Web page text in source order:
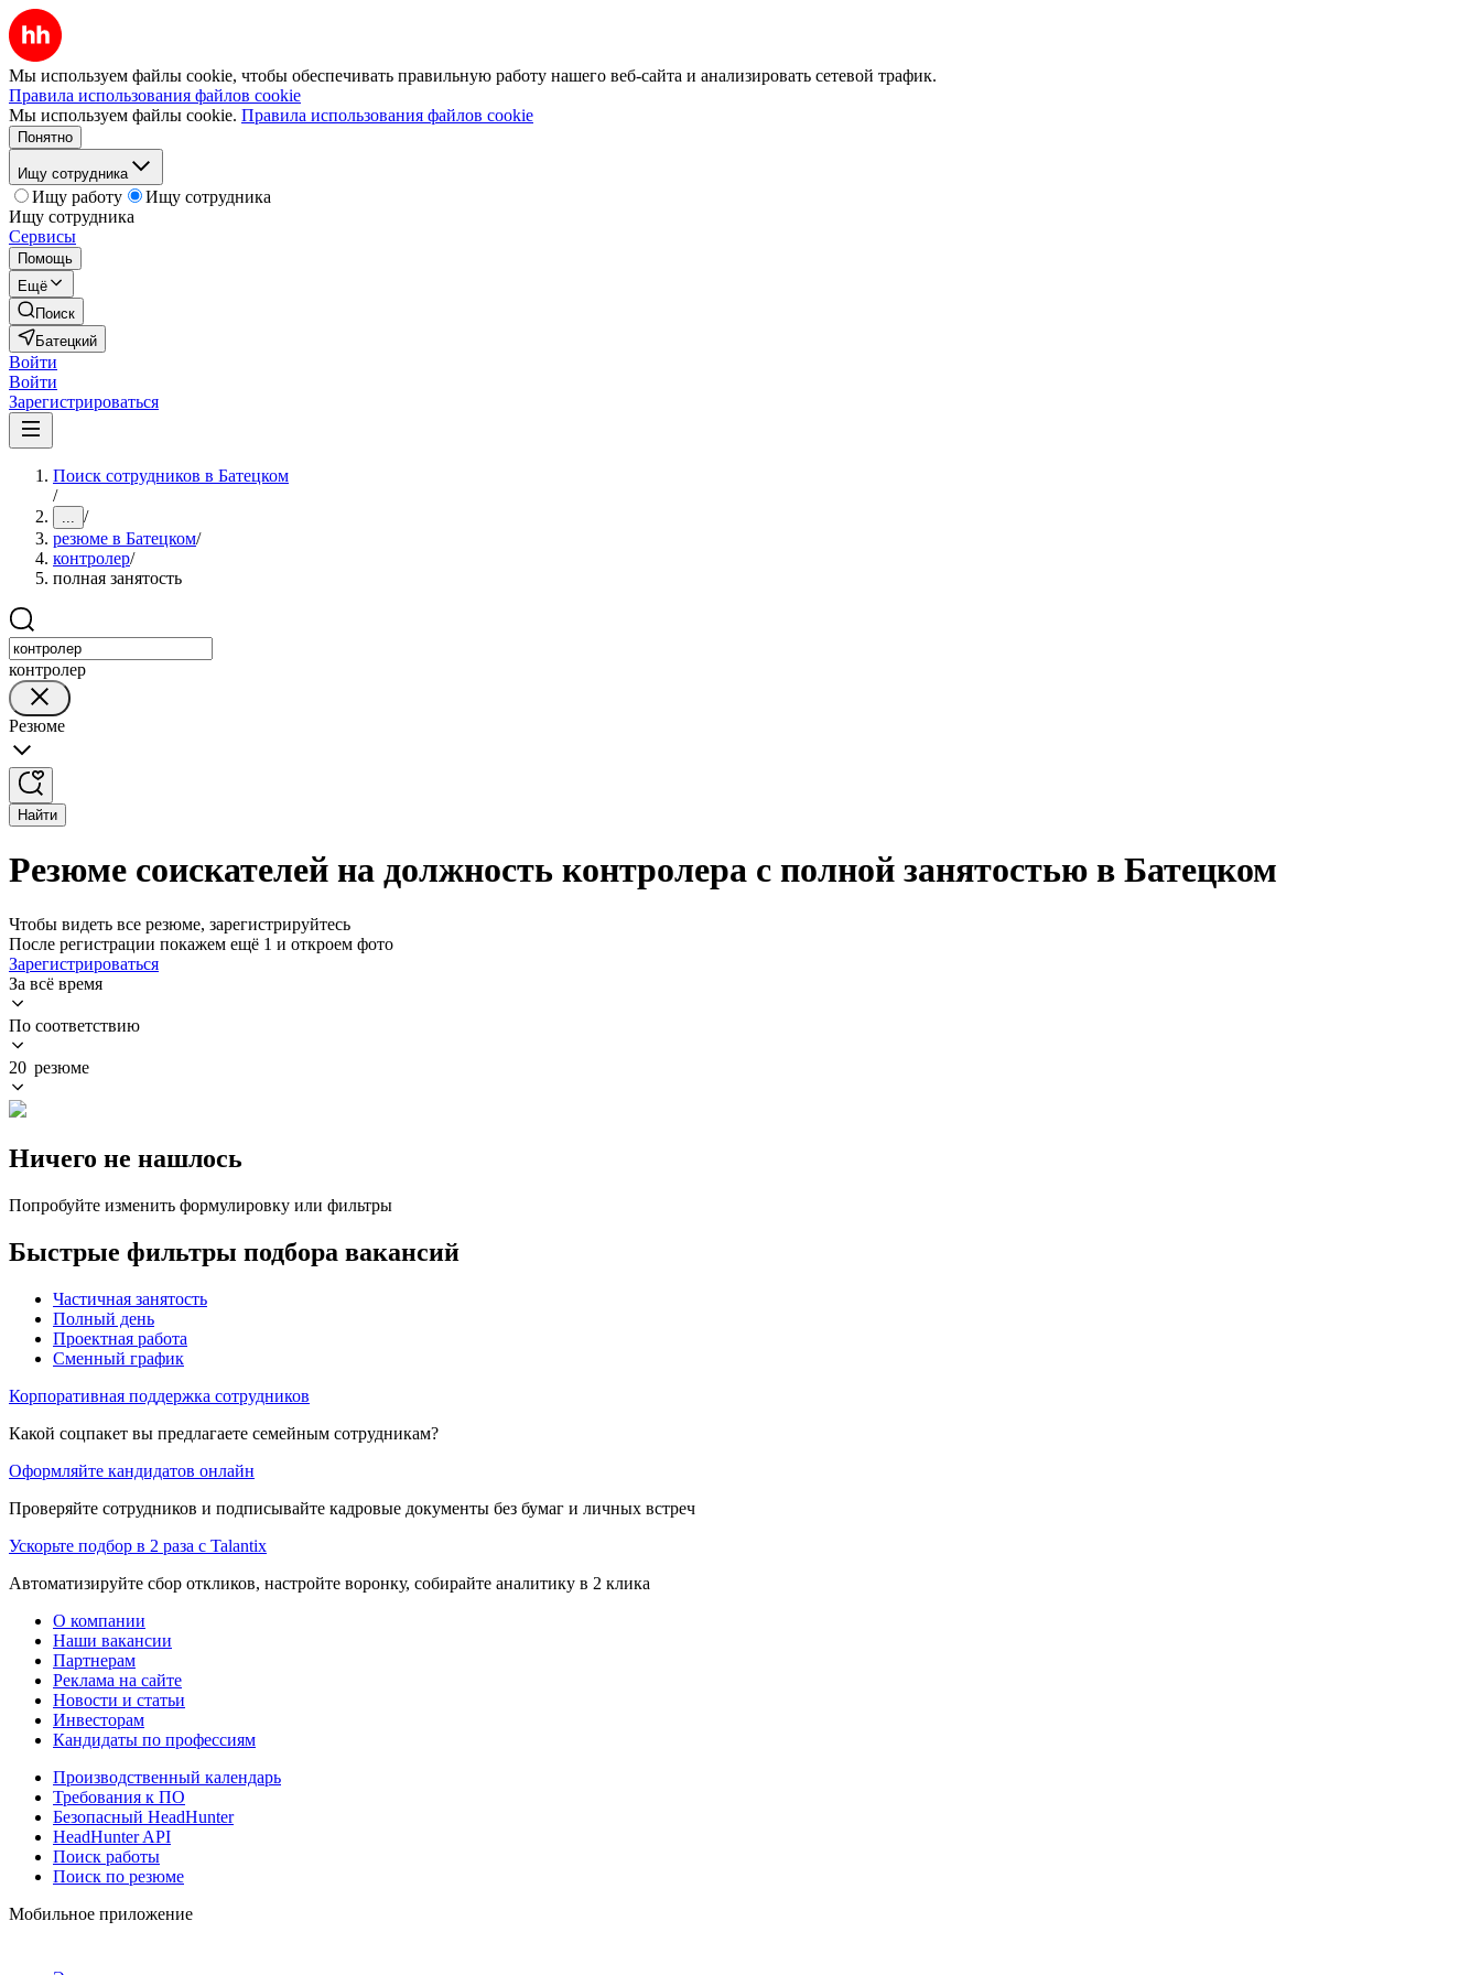
Мы используем файлы cookie, чтобы обеспечивать правильную работу нашего веб-сайта и анализировать сетевой трафик.
Правила использования файлов cookie
Мы используем файлы cookie. Правила использования файлов cookie
Понятно
Ищу сотрудника
Ищу работу
Ищу сотрудника
Ищу сотрудника
Сервисы
Помощь
Ещё
Поиск
Батецкий
Войти
Войти
Зарегистрироваться
Поиск сотрудников в Батецком
/
... /
резюме в Батецком/
контролер/
полная занятость
контролер
Резюме
Найти
Резюме соискателей на должность контролера с полной занятостью в Батецком
Чтобы видеть все резюме, зарегистрируйтесь
После регистрации покажем ещё 1 и откроем фото
Зарегистрироваться
За всё время
По соответствию
20 резюме
Ничего не нашлось
Попробуйте изменить формулировку или фильтры
Быстрые фильтры подбора вакансий
Частичная занятость
Полный день
Проектная работа
Сменный график
Корпоративная поддержка сотрудников
Какой соцпакет вы предлагаете семейным сотрудникам?
Оформляйте кандидатов онлайн
Проверяйте сотрудников и подписывайте кадровые документы без бумаг и личных встреч
Ускорьте подбор в 2 раза с Talantix
Автоматизируйте сбор откликов, настройте воронку, собирайте аналитику в 2 клика
О компании
Наши вакансии
Партнерам
Реклама на сайте
Новости и статьи
Инвесторам
Кандидаты по профессиям
Производственный календарь
Требования к ПО
Безопасный HeadHunter
HeadHunter API
Поиск работы
Поиск по резюме
Мобильное приложение